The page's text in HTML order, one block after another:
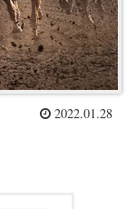
2022.01.28